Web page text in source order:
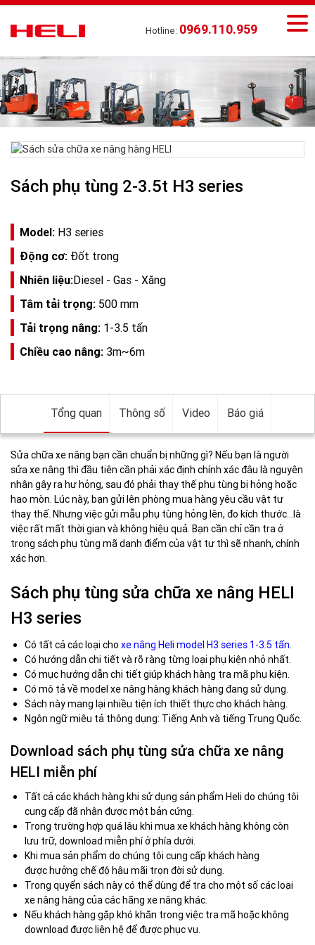
Hotline: 0969.110.959
Sách phụ tùng 2-3.5t H3 series
Model: H3 series
Động cơ: Đốt trong
Nhiên liệu:Diesel - Gas - Xăng
Tâm tải trọng: 500 mm
Tải trọng nâng: 1-3.5 tấn
Chiều cao nâng: 3m~6m
Tổng quan Thông số Video Báo giá
Sửa chữa xe nâng bạn cần chuẩn bị những gì? Nếu bạn là người
sửa xe nâng thì đầu tiên cần phải xác định chính xác đâu là nguyên
nhân gây ra hư hỏng, sau đó phải thay thế phụ tùng bị hỏng hoặc
hao mòn. Lúc này, bạn gửi lên phòng mua hàng yêu cầu vật tư
thay thế. Nhưng việc gửi mẫu phụ tùng hỏng lên, đo kích thước…là
việc rất mất thời gian và không hiệu quả. Bạn cần chỉ cần tra ở
trong sách phụ tùng mã danh điểm của vật tư thì sẽ nhanh, chính
xác hơn.
Sách phụ tùng sửa chữa xe nâng HELI
H3 series
Có tất cả các loại cho xe nâng Heli model H3 series 1-3.5 tấn.
Có hướng dẫn chi tiết và rõ ràng từng loại phụ kiện nhỏ nhất.
Có mục hướng dẫn chi tiết giúp khách hàng tra mã phụ kiện.
Có mô tả về model xe nâng hàng khách hàng đang sử dụng.
Sách này mang lại nhiều tiện ích thiết thực cho khách hàng.
Ngôn ngữ miêu tả thông dụng: Tiếng Anh và tiếng Trung Quốc.
Download sách phụ tùng sửa chữa xe nâng
HELI miễn phí
Tất cả các khách hàng khi sử dụng sản phẩm Heli do chúng tôi
cung cấp đã nhận được một bản cứng.
Trong trường hợp quá lâu khi mua xe khách hàng không còn
lưu trữ, download miễn phí ở phía dưới.
Khi mua sản phẩm do chúng tôi cung cấp khách hàng
được hưởng chế độ hậu mãi trọn đời sử dụng.
Trong quyển sách này có thể dùng để tra cho một số các loại
xe nâng hàng của các hãng xe nâng khác.
Nếu khách hàng gặp khó khăn trong việc tra mã hoặc không
download được liên hệ để được phục vụ.